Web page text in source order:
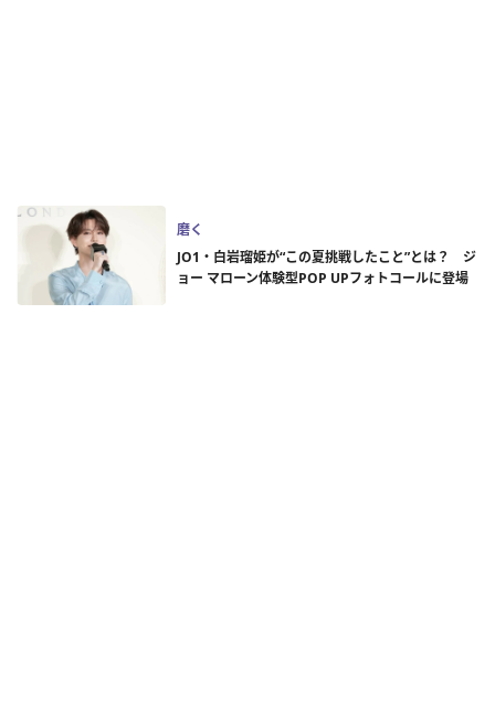
磨く
JO1・白岩瑠姫が“この夏挑戦したこと”とは？ ジ
ョー マローン体験型POP UPフォトコールに登場